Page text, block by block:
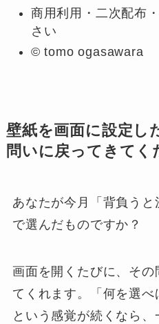
商用利用・二次配布
さい
© tomo ogasawara
壁紙を画面に設定し
問いに戻ってきてく
あなたが今月「背負う
で選んだものですか？
画面を開くたびに、そ
てくれます。「何を選べ
という感覚が続くなら